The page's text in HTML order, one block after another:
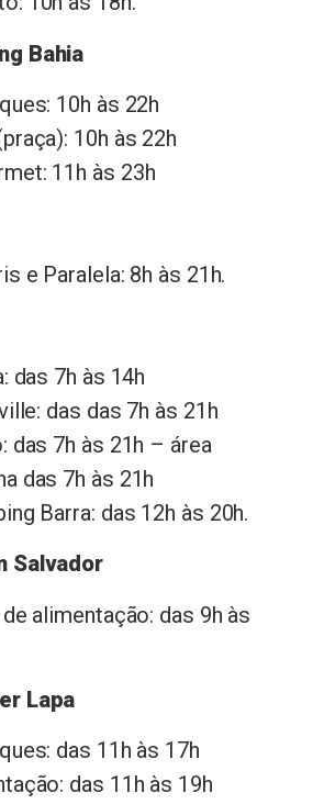
Bahia
10h às 22h
10h às 22h
11h às 23h
e Paralela: 8h às 21h.
das 7h às 14h
das das 7h às 21h
das 7h às 21h – área
das 7h às 21h
Barra: das 12h às 20h.
Salvador
alimentação: das 9h às
Lapa
das 11h às 17h
das 11h às 19h